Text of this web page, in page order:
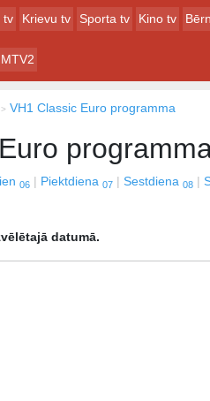
tv Krievu tv Sporta tv Kino tv
MTV2
VH1 Classic Euro programma
06 Piektdiena 07 Sestdiena 08
datumā.